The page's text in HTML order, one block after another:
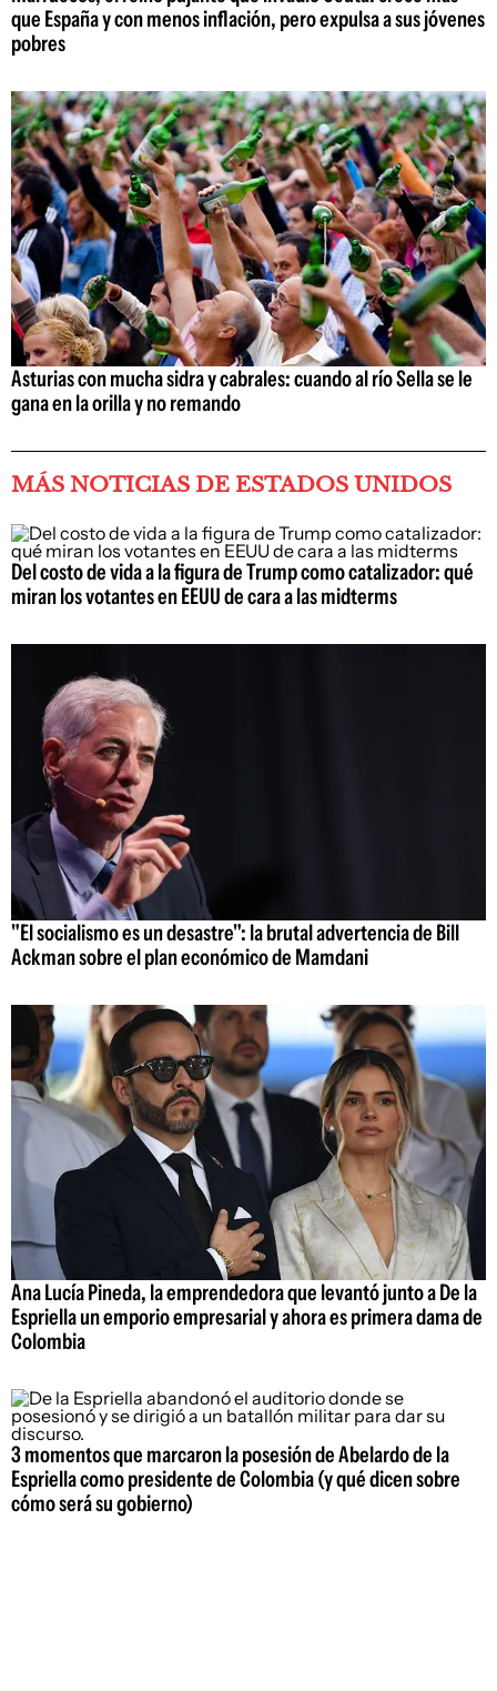
que España y con menos inflación, pero expulsa a sus jóvenes
pobres
Asturias con mucha sidra y cabrales: cuando al río Sella se le
gana en la orilla y no remando
MÁS NOTICIAS DE ESTADOS UNIDOS
Del costo de vida a la figura de Trump como catalizador: qué
miran los votantes en EEUU de cara a las midterms
"El socialismo es un desastre": la brutal advertencia de Bill
Ackman sobre el plan económico de Mamdani
Ana Lucía Pineda, la emprendedora que levantó junto a De la
Espriella un emporio empresarial y ahora es primera dama de
Colombia
3 momentos que marcaron la posesión de Abelardo de la
Espriella como presidente de Colombia (y qué dicen sobre
cómo será su gobierno)